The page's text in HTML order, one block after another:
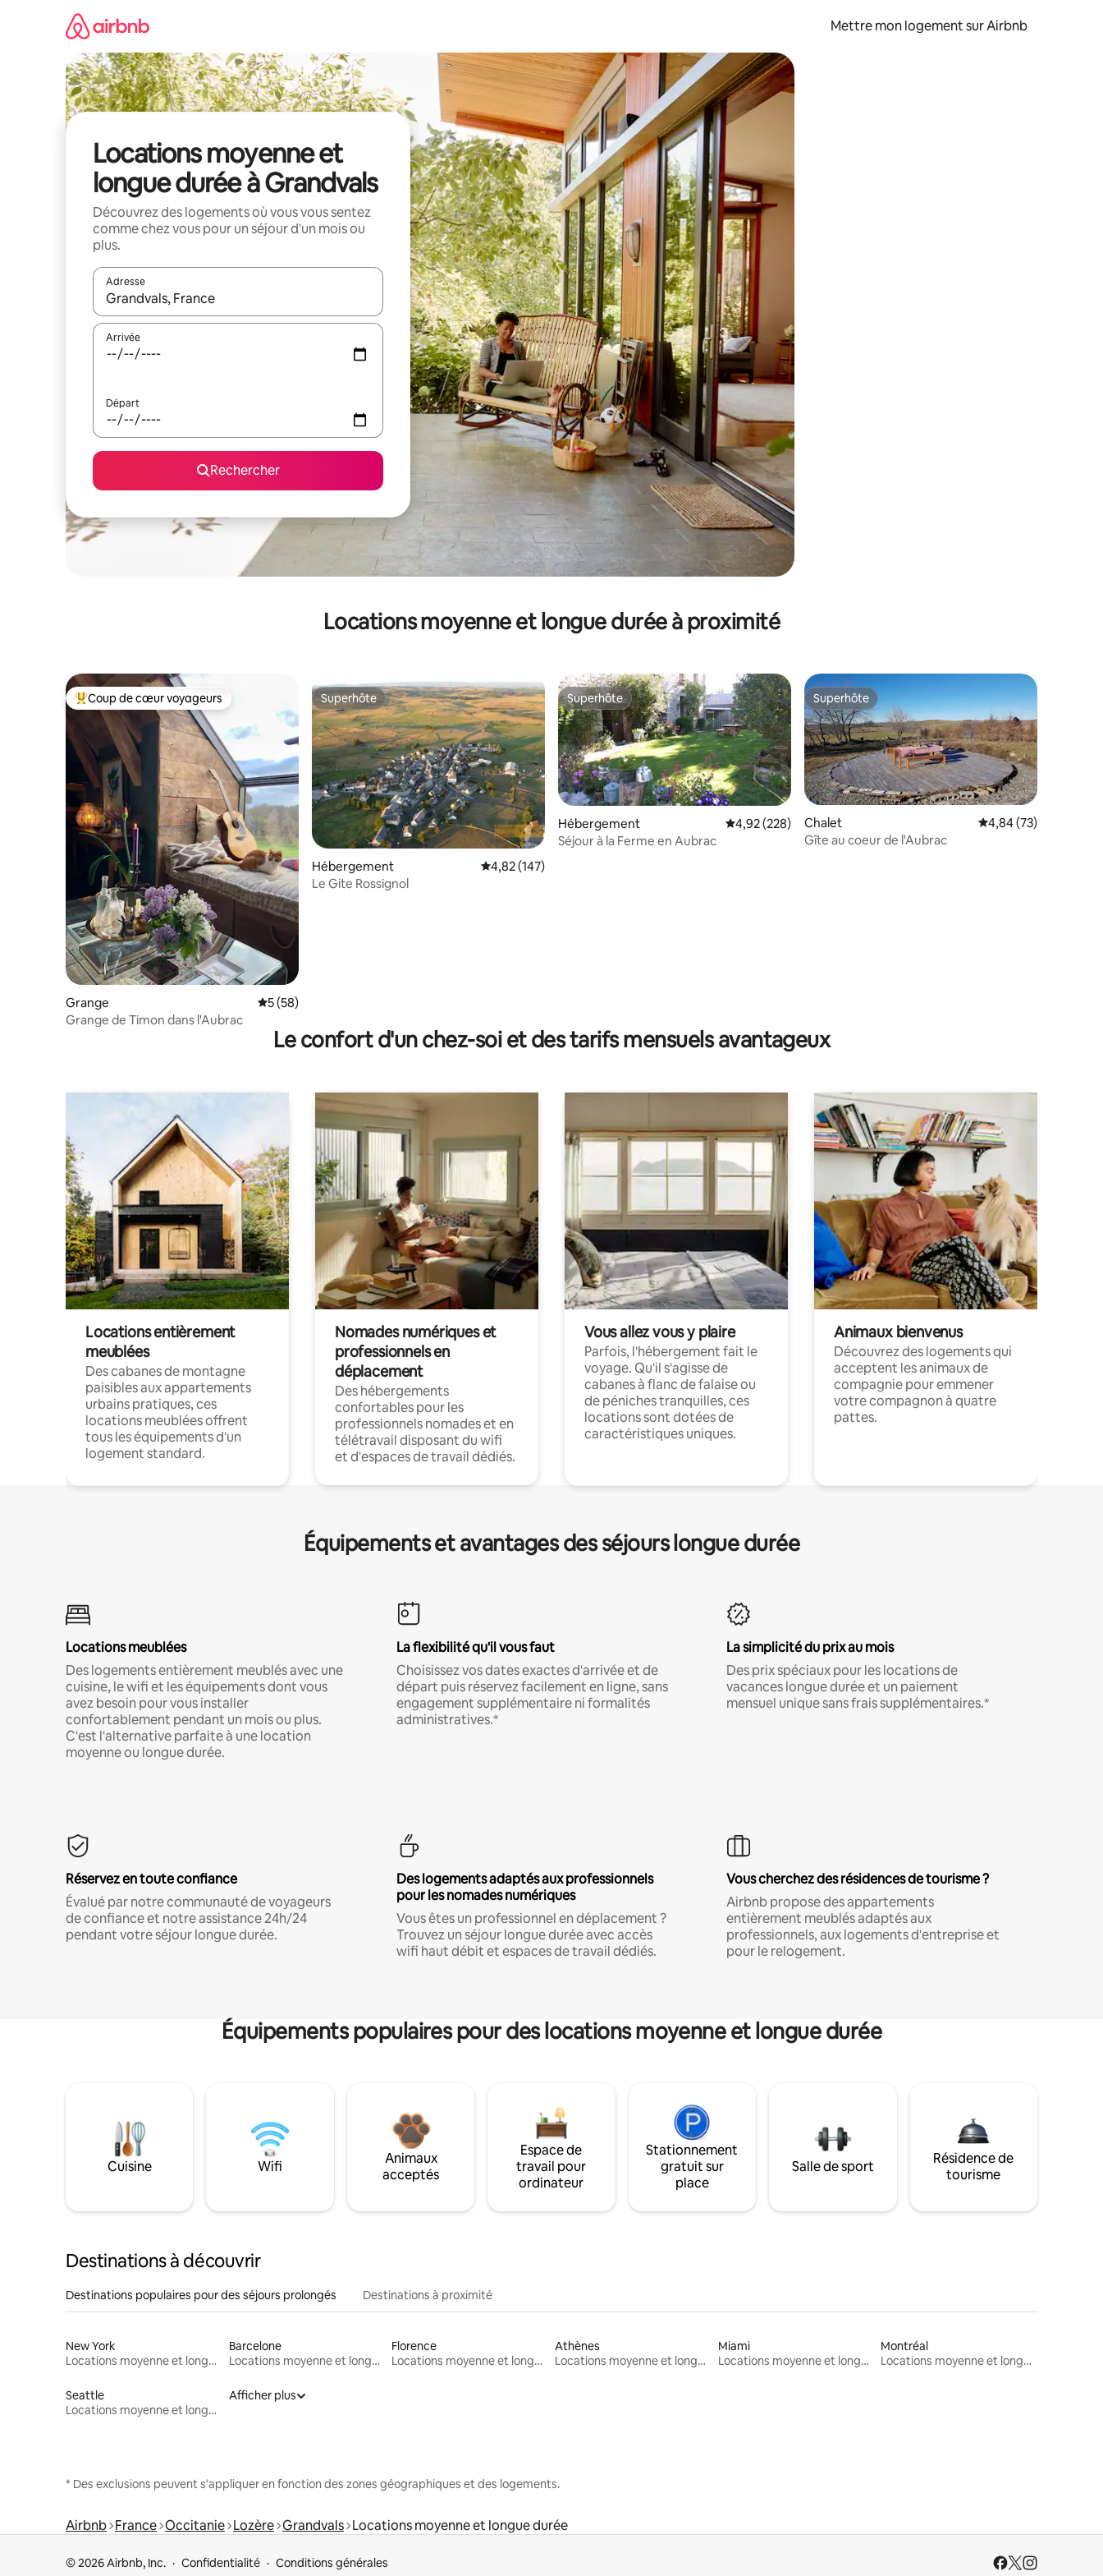
Mettre mon logement sur Airbnb
Locations moyenne et
longue durée à Grandvals
Découvrez des logements où vous vous sentez
comme chez vous pour un séjour d'un mois ou
plus.
Adresse
Lorsque les résultats s'affichent, utilisez les flèches vers le haut et vers le bas pour les parcourir ou en appuyant et en faisant glisser.
Arrivée
Départ
Rechercher
Locations moyenne et longue durée à proximité
Coups de cœur voyageurs les plus appréciés
Coup de cœur voyageurs
Grange Évaluation moyenne sur la base de 58 commentaires : 5 sur 5
5 (58)
Grange de Timon dans l'Aubrac
Superhôte
Superhôte
Hébergement Évaluation moyenne sur la base de 147 commentaires : 4,82 sur 5
4,82 (147)
Le Gite Rossignol
Superhôte
Superhôte
Hébergement Évaluation moyenne sur la base de 228 commentaires : 4,92 sur 5
4,92 (228)
Séjour à la Ferme en Aubrac
Superhôte
Superhôte
Chalet Évaluation moyenne
4,84 (73)
Gîte au coeur de l'Aubrac
Le confort d'un chez-soi et des tarifs mensuels avantageux
Locations entièrement
meublées
Des cabanes de montagne
paisibles aux appartements
urbains pratiques, ces
locations meublées offrent
tous les équipements d'un
logement standard.
Nomades numériques et
professionnels en
déplacement
Des hébergements
confortables pour les
professionnels nomades et en
télétravail disposant du wifi
et d'espaces de travail dédiés.
Vous allez vous y plaire
Parfois, l'hébergement fait le
voyage. Qu'il s'agisse de
cabanes à flanc de falaise ou
de péniches tranquilles, ces
locations sont dotées de
caractéristiques uniques.
Animaux bienvenus
Découvrez des logements qui
acceptent les animaux de
compagnie pour emmener
votre compagnon à quatre
pattes.
Équipements et avantages des séjours longue durée
Locations meublées
Des logements entièrement meublés avec une
cuisine, le wifi et les équipements dont vous
avez besoin pour vous installer
confortablement pendant un mois ou plus.
C'est l'alternative parfaite à une location
moyenne ou longue durée.
La flexibilité qu'il vous faut
Choisissez vos dates exactes d'arrivée et de
départ puis réservez facilement en ligne, sans
engagement supplémentaire ni formalités
administratives.*
La simplicité du prix au mois
Des prix spéciaux pour les locations de
vacances longue durée et un paiement
mensuel unique sans frais supplémentaires.*
Réservez en toute confiance
Évalué par notre communauté de voyageurs
de confiance et notre assistance 24h/24
pendant votre séjour longue durée.
Des logements adaptés aux professionnels
pour les nomades numériques
Vous êtes un professionnel en déplacement ?
Trouvez un séjour longue durée avec accès
wifi haut débit et espaces de travail dédiés.
Vous cherchez des résidences de tourisme ?
Airbnb propose des appartements
entièrement meublés adaptés aux
professionnels, aux logements d'entreprise et
pour le relogement.
Équipements populaires pour des locations moyenne et longue durée
Cuisine Wifi
Animaux
acceptés
Espace de
travail pour
ordinateur
Stationnement
gratuit sur
place
Salle de sport
Résidence de
tourisme
Destinations à découvrir
Destinations populaires pour des séjours prolongés Destinations à proximité
New York
Locations moyenne et longue durée
Barcelone
Locations moyenne et longue durée
Florence
Locations moyenne et longue durée
Athènes
Locations moyenne et longue durée
Miami
Locations moyenne et longue durée
Montréal
Locations moyenne et longue durée
Seattle
Locations moyenne et longue durée
Afficher plus
* Des exclusions peuvent s'appliquer en fonction des zones géographiques et des logements.
Airbnb France Occitanie Lozère Grandvals Locations moyenne et longue durée
© 2026 Airbnb, Inc. Confidentialité Conditions générales